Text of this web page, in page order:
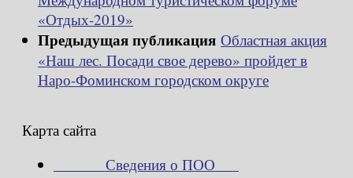
«Отдых-2019»
Предыдущая публикация Областная акция
«Наш лес. Посади свое дерево» пройдет в
Наро-Фоминском городском округе
Карта сайта
Сведения о ПОО